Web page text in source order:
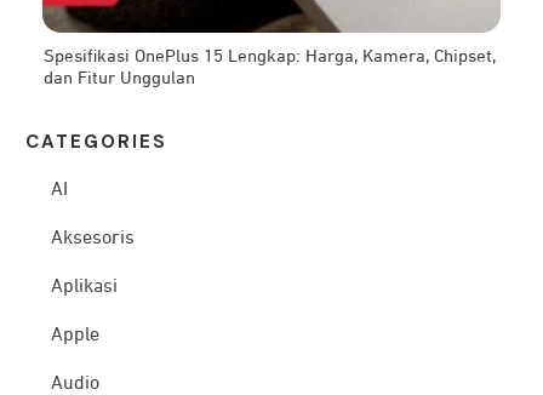
Spesifikasi OnePlus 15 Lengkap: Harga, Kamera, Chipset,
dan Fitur Unggulan
CATEG ORIES
AI
Aksesoris
Aplikasi
Apple
Audio